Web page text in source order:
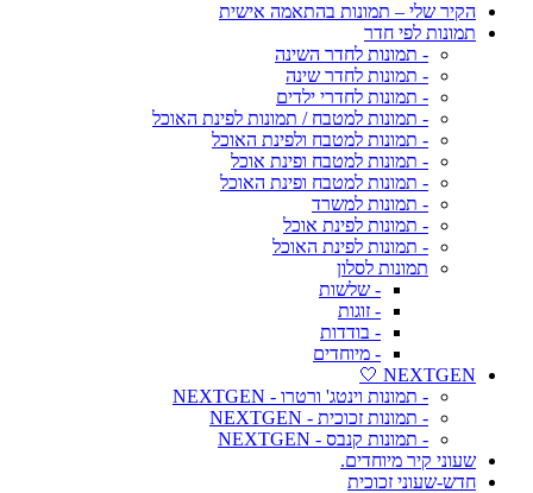
הקיר שלי – תמונות בהתאמה אישית
תמונות לפי חדר
- תמונות לחדר השינה
- תמונות לחדר שינה
- תמונות לחדרי ילדים
- תמונות למטבח / תמונות לפינת האוכל
- תמונות למטבח ולפינת האוכל
- תמונות למטבח ופינת אוכל
- תמונות למטבח ופינת האוכל
- תמונות למשרד
- תמונות לפינת אוכל
- תמונות לפינת האוכל
תמונות לסלון
- שלשות
- זוגות
- בודדות
- מיוחדים
NEXTGEN 🤍
- תמונות וינטג' ורטרו - NEXTGEN
- תמונות זכוכית - NEXTGEN
- תמונות קנבס - NEXTGEN
שעוני קיר מיוחדים.
חדש-שעוני זכוכית